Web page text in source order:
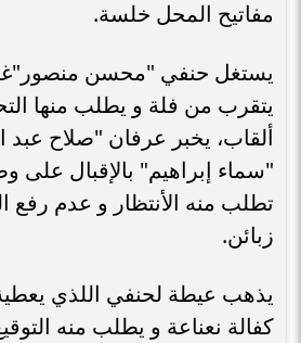
مفاتيح المحل خلسة.
يستغل حنفي "محسن
يتقرب من فلة و يطلب منها
ألقاب، يخبر عرفان "صلاح عبد
"سماء إبراهيم" بالإقبال على
تطلب منه الأنتظار و عدم
زبائن.
كفالة نعناعة و يطلب منه